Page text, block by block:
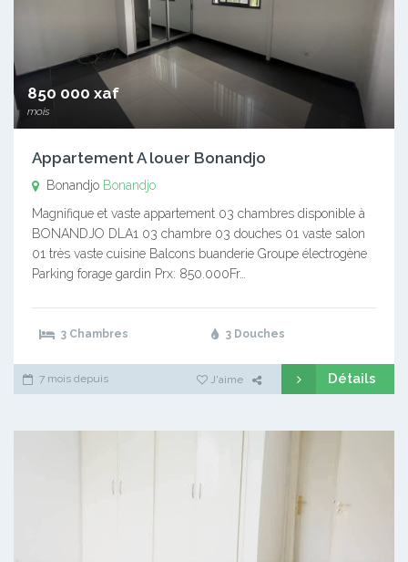
850 000 xaf
mois
Appartement A louer Bonandjo
Bonandjo Bonandjo
Magnifique et vaste appartement 03 chambres disponible à
BONANDJO DLA1 03 chambre 03 douches 01 vaste salon
01 très vaste cuisine Balcons buanderie Groupe électrogène
Parking forage gardin Prx: 850.000Fr…
3 Chambres 3 Douches
7 mois depuis J'aime Détails